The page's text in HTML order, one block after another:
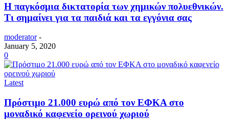
Η παγκόσμια δικτατορία των χημικών πολυεθνικών.
Τι σημαίνει για τα παιδιά και τα εγγόνια σας
moderator -
January 5, 2020
0
Latest
Πρόστιμο 21.000 ευρώ από τον ΕΦΚΑ στο
μοναδικό καφενείο ορεινού χωριού